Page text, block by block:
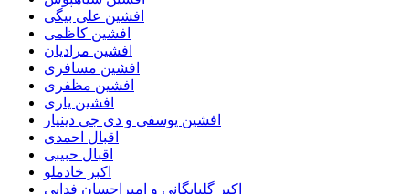
افشین علی بیگی
افشین کاظمی
افشین مرادیان
افشین مسافری
افشین مظفری
افشین یاری
افشین یوسفی و دی جی دینیار
اقبال احمدی
اقبال حبیبی
اکبر خادملو
اکبر گلپایگانی و امیراحسان فدایی